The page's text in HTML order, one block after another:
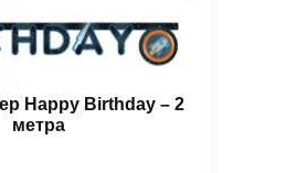
Happy Birthday – 2
метра